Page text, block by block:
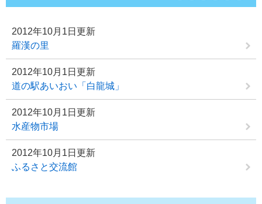
2012年10月1日更新
羅漢の里
2012年10月1日更新
道の駅あいおい「白龍城」
2012年10月1日更新
水産物市場
2012年10月1日更新
ふるさと交流館